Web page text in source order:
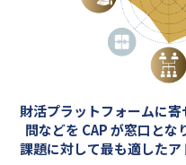
財活プラットフォームに寄
問などを CAP が窓口とな
課題に対して最も適したア